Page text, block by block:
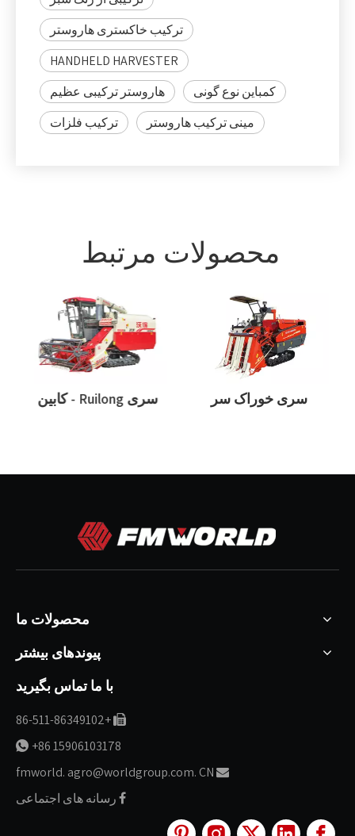
ترکیب خاکستری هاروستر
HANDHELD HARVESTER
هاروستر ترکیبی عظیم
کمباین نوع گونی
ترکیب فلزات
مینی ترکیب هاروستر
محصولات مرتبط
سری Ruilong - کابین سری خوراک سر
محصولات ما
پیوندهای بیشتر
با ما تماس بگیرید

+86-511-86349102
 +86 15906103178

fmworld. agro@worldgroup.com. CN
 رسانه های اجتماعی